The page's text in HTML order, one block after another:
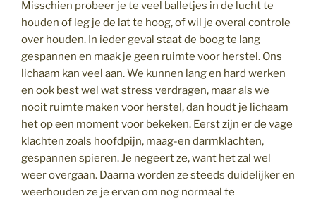
Misschien probeer je te veel balletjes in de lucht te
houden of leg je de lat te hoog, of wil je overal controle
over houden. In ieder geval staat de boog te lang
gespannen en maak je geen ruimte voor herstel. Ons
lichaam kan veel aan. We kunnen lang en hard werken
en ook best wel wat stress verdragen, maar als we
nooit ruimte maken voor herstel, dan houdt je lichaam
het op een moment voor bekeken. Eerst zijn er de vage
klachten zoals hoofdpijn, maag-en darmklachten,
gespannen spieren. Je negeert ze, want het zal wel
weer overgaan. Daarna worden ze steeds duidelijker en
weerhouden ze je ervan om nog normaal te